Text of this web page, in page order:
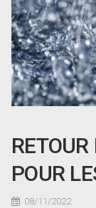
POUR
08/11/2022